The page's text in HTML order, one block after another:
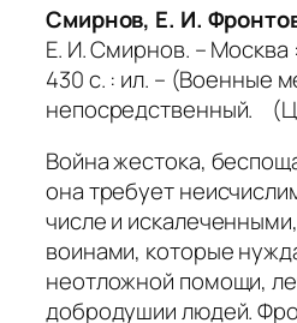
Смирнов, Е. И.
Е. И. Смирнов. – Москва
430 с. : ил. – (Военные
непосредственный.
Война жестока,
она требует
числе и
воинами, которые
неотложной помощи,
добродушии людей.